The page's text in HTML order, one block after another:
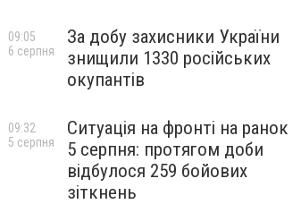
За добу захисники України
знищили 1330 російських
окупантів
09:05
6 серпня
Ситуація на фронті на ранок
5 серпня: протягом доби
відбулося 259 бойових
зіткнень
09:32
5 серпня